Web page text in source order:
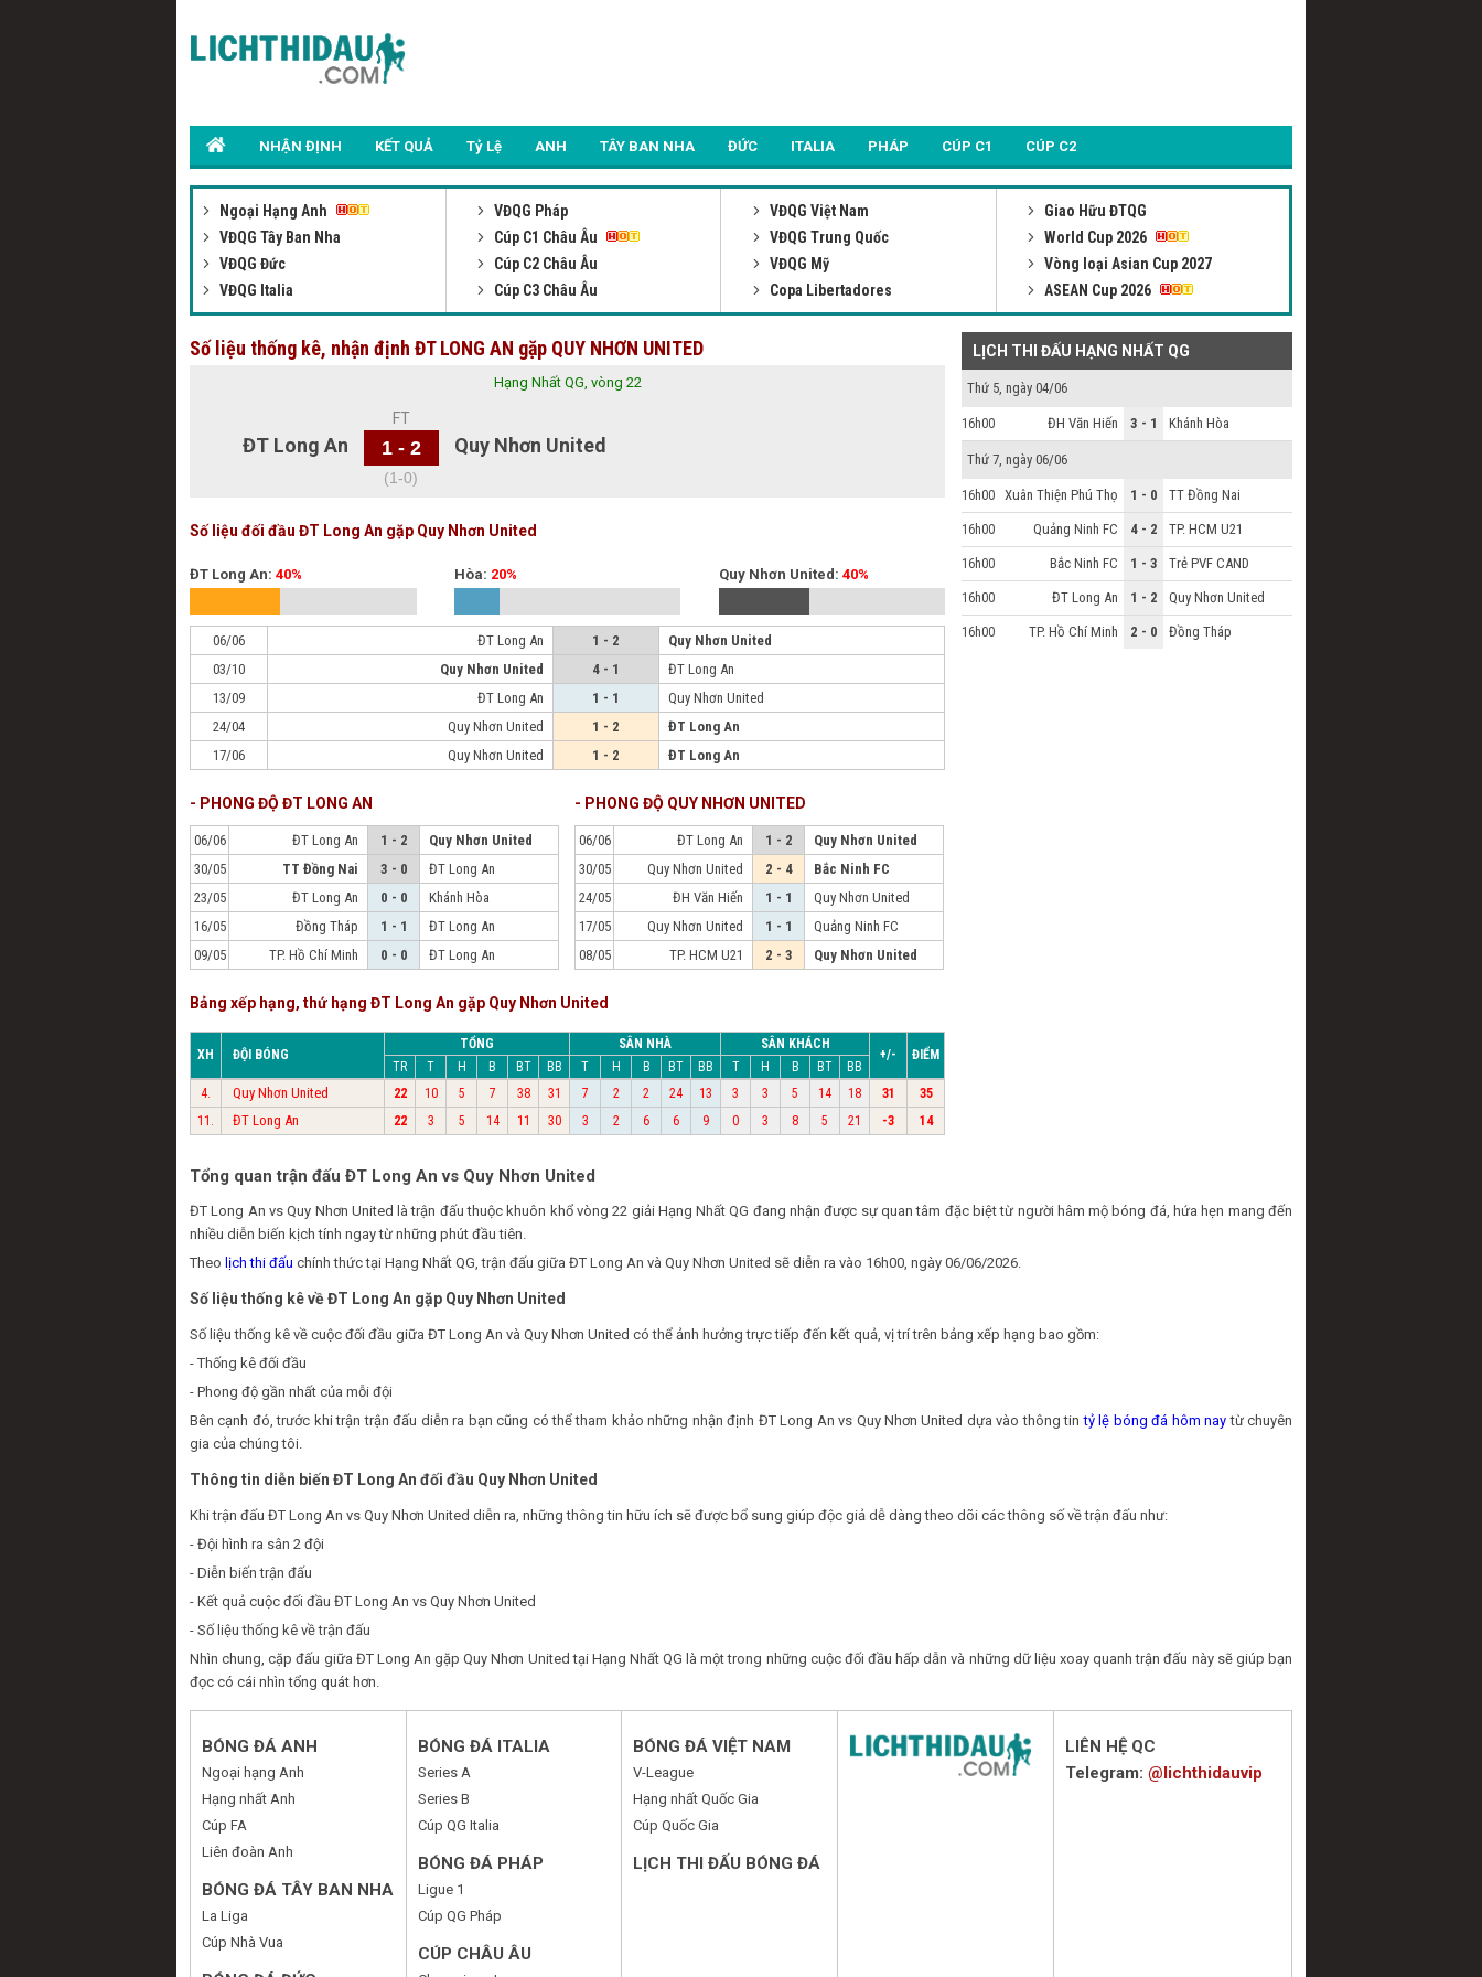
NHẬN ĐỊNH KẾT QUẢ Tỷ Lệ ANH TÂY BAN NHA ĐỨC ITALIA PHÁP CÚP C1 CÚP C2
Ngoại Hạng Anh
VĐQG Tây Ban Nha
VĐQG Đức
VĐQG Italia
VĐQG Pháp
Cúp C1 Châu Âu
Cúp C2 Châu Âu
Cúp C3 Châu Âu
VĐQG Việt Nam
VĐQG Trung Quốc
VĐQG Mỹ
Copa Libertadores
Giao Hữu ĐTQG
World Cup 2026
Vòng loại Asian Cup 2027
ASEAN Cup 2026
Số liệu thống kê, nhận định ĐT LONG AN gặp QUY NHƠN UNITED
Hạng Nhất QG, vòng 22
ĐT Long An
FT
1 - 2
(1-0)
Quy Nhơn United
Số liệu đối đầu ĐT Long An gặp Quy Nhơn United
ĐT Long An: 40% Hòa: 20% Quy Nhơn United: 40%
06/06 ĐT Long An 1 - 2
Quy Nhơn United
03/10
Quy Nhơn United 4 - 1
ĐT Long An
13/09
ĐT Long An 1 - 1
Quy Nhơn United
24/04
Quy Nhơn United 1 - 2
ĐT Long An
17/06
Quy Nhơn United 1 - 2 ĐT Long An
- PHONG ĐỘ ĐT LONG AN
06/06 ĐT Long An 1 - 2
Quy Nhơn United
30/05
TT Đồng Nai 3 - 0
ĐT Long An
23/05
ĐT Long An 0 - 0
Khánh Hòa
16/05
Đồng Tháp 1 - 1
ĐT Long An
09/05
TP. Hồ Chí Minh 0 - 0 ĐT Long An
- PHONG ĐỘ QUY NHƠN UNITED
06/06 ĐT Long An 1 - 2
Quy Nhơn United
30/05
Quy Nhơn United 2 - 4
Bắc Ninh FC
24/05
ĐH Văn Hiến 1 - 1
Quy Nhơn United
17/05
Quy Nhơn United 1 - 1
Quảng Ninh FC
08/05
TP. HCM U21 2 - 3 Quy Nhơn United
Bảng xếp hạng, thứ hạng ĐT Long An gặp Quy Nhơn United
XH ĐỘI BÓNG
TỔNG SÂN NHÀ SÂN KHÁCH
+/- ĐIỂM
TR T H B BT BB T H B BT BB T H B BT
BB
4.
Quy Nhơn United 22 10 5 7 38 31 7 2 2 24 13 3 3 5 14 18 31
35
11.
ĐT Long An 22 3 5 14 11 30 3 2 6 6 9 0 3 8 5 21 -3 14
LỊCH THI ĐẤU HẠNG NHẤT QG
Thứ 5, ngày 04/06
16h00 ĐH Văn Hiến 3 - 1 Khánh Hòa
Thứ 7, ngày 06/06
16h00 Xuân Thiện Phú Thọ 1 - 0 TT Đồng Nai
16h00 Quảng Ninh FC 4 - 2 TP. HCM U21
16h00 Bắc Ninh FC 1 - 3 Trẻ PVF CAND
16h00 ĐT Long An 1 - 2 Quy Nhơn United
16h00 TP. Hồ Chí Minh 2 - 0 Đồng Tháp
Tổng quan trận đấu ĐT Long An vs Quy Nhơn United
ĐT Long An vs Quy Nhơn United là trận đấu thuộc khuôn khổ vòng 22 giải Hạng Nhất QG đang nhận được sự quan tâm đặc biệt từ người hâm mộ bóng đá, hứa hẹn mang đến
nhiều diễn biến kịch tính ngay từ những phút đầu tiên.
Theo lịch thi đấu chính thức tại Hạng Nhất QG, trận đấu giữa ĐT Long An và Quy Nhơn United sẽ diễn ra vào 16h00, ngày 06/06/2026.
Số liệu thống kê về ĐT Long An gặp Quy Nhơn United
Số liệu thống kê về cuộc đối đầu giữa ĐT Long An và Quy Nhơn United có thể ảnh hưởng trực tiếp đến kết quả, vị trí trên bảng xếp hạng bao gồm:
- Thống kê đối đầu
- Phong độ gần nhất của mỗi đội
Bên cạnh đó, trước khi trận trận đấu diễn ra bạn cũng có thể tham khảo những nhận định ĐT Long An vs Quy Nhơn United dựa vào thông tintỷ lệ bóng đá hôm nay từ chuyên
gia của chúng tôi.
Thông tin diễn biến ĐT Long An đối đầu Quy Nhơn United
Khi trận đấu ĐT Long An vs Quy Nhơn United diễn ra, những thông tin hữu ích sẽ được bổ sung giúp độc giả dễ dàng theo dõi các thông số về trận đấu như:
- Đội hình ra sân 2 đội
- Diễn biến trận đấu
- Kết quả cuộc đối đầu ĐT Long An vs Quy Nhơn United
- Số liệu thống kê về trận đấu
Nhìn chung, cặp đấu giữa ĐT Long An gặp Quy Nhơn United tại Hạng Nhất QG là một trong những cuộc đối đầu hấp dẫn và những dữ liệu xoay quanh trận đấu này sẽ giúp bạn
đọc có cái nhìn tổng quát hơn.
BÓNG ĐÁ ANH
Ngoại hạng Anh
Hạng nhất Anh
Cúp FA
Liên đoàn Anh
BÓNG ĐÁ TÂY BAN NHA
La Liga
Cúp Nhà Vua
BÓNG ĐÁ ITALIA
Series A
Series B
Cúp QG Italia
BÓNG ĐÁ PHÁP
Ligue 1
Cúp QG Pháp
CÚP CHÂU ÂU
BÓNG ĐÁ VIỆT NAM
V-League
Hạng nhất Quốc Gia
Cúp Quốc Gia
LỊCH THI ĐẤU BÓNG ĐÁ
LIÊN HỆ QC
Telegram: @lichthidauvip